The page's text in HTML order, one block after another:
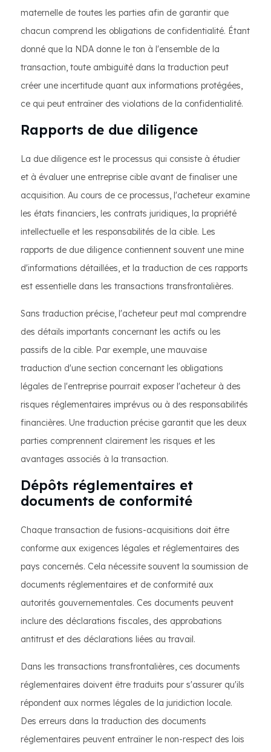
maternelle de toutes les parties afin de garantir que
chacun comprend les obligations de confidentialité. Étant
donné que la NDA donne le ton à l'ensemble de la
transaction, toute ambiguïté dans la traduction peut
créer une incertitude quant aux informations protégées,
ce qui peut entraîner des violations de la confidentialité.
Rapports de due diligence
La due diligence est le processus qui consiste à étudier
et à évaluer une entreprise cible avant de finaliser une
acquisition. Au cours de ce processus, l'acheteur examine
les états financiers, les contrats juridiques, la propriété
intellectuelle et les responsabilités de la cible. Les
rapports de due diligence contiennent souvent une mine
d'informations détaillées, et la traduction de ces rapports
est essentielle dans les transactions transfrontalières.
Sans traduction précise, l'acheteur peut mal comprendre
des détails importants concernant les actifs ou les
passifs de la cible. Par exemple, une mauvaise
traduction d'une section concernant les obligations
légales de l'entreprise pourrait exposer l'acheteur à des
risques réglementaires imprévus ou à des responsabilités
financières. Une traduction précise garantit que les deux
parties comprennent clairement les risques et les
avantages associés à la transaction.
Dépôts réglementaires et
documents de conformité
Chaque transaction de fusions-acquisitions doit être
conforme aux exigences légales et réglementaires des
pays concernés. Cela nécessite souvent la soumission de
documents réglementaires et de conformité aux
autorités gouvernementales. Ces documents peuvent
inclure des déclarations fiscales, des approbations
antitrust et des déclarations liées au travail.
Dans les transactions transfrontalières, ces documents
réglementaires doivent être traduits pour s'assurer qu'ils
répondent aux normes légales de la juridiction locale.
Des erreurs dans la traduction des documents
réglementaires peuvent entraîner le non-respect des lois